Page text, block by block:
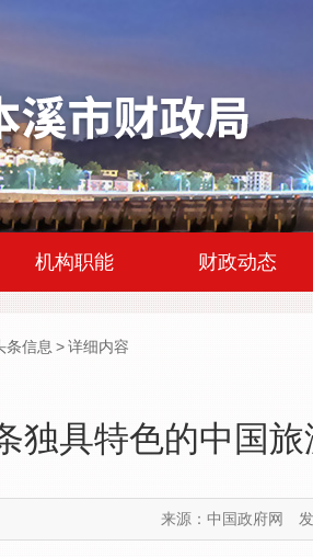
机构职能 财政动态
条信息 >详细内容
独具特色的中国
来源：中国政府网